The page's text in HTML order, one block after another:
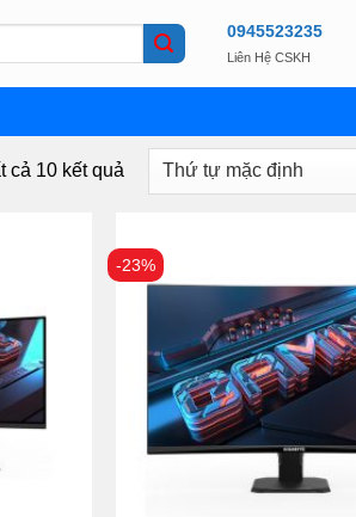
0945523235
Liên Hệ CSKH
cả 10 kết quả
-23%